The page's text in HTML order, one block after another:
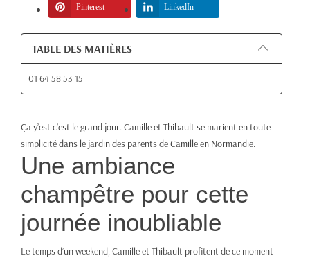
Pinterest LinkedIn
TABLE DES MATIÈRES
01 64 58 53 15
Ça y’est c’est le grand jour. Camille et Thibault se marient en toute
simplicité dans le jardin des parents de Camille en Normandie.
Une ambiance
champêtre pour cette
journée inoubliable
Le temps d’un weekend, Camille et Thibault profitent de ce moment